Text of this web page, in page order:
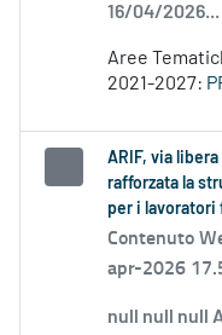
16/04/2026...
Aree
2021-2027:
ARIF, via
rafforzata la
per i lavoratori
Contenuto
apr-2026
null null null